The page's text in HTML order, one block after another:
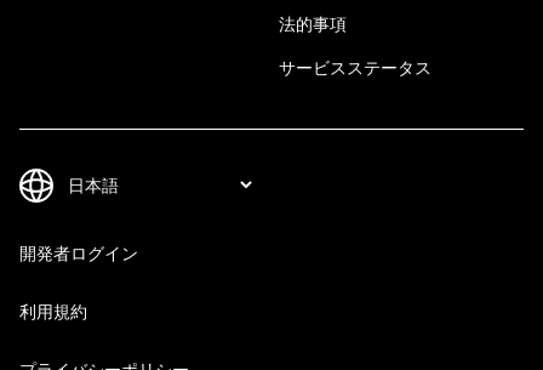
法的事項
サービスステータス
開発者ログイン
利用規約